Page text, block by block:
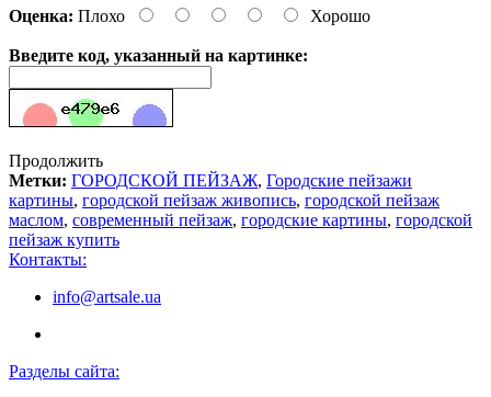
Оценка: Плохо Хорошо
Введите код, указанный на картинке:
Продолжить
Метки: ГОРОДСКОЙ ПЕЙЗАЖ, Городские пейзажи
картины, городской пейзаж живопись, городской пейзаж
маслом, современный пейзаж, городские картины, городской
пейзаж купить
Контакты:
info@artsale.ua
Разделы сайта: